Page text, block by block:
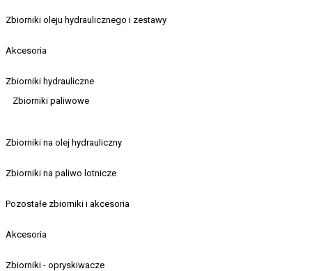
Zbiorniki oleju hydraulicznego i zestawy
Akcesoria
Zbiorniki hydrauliczne
Zbiorniki paliwowe
Zbiorniki na olej hydrauliczny
Zbiorniki na paliwo lotnicze
Pozostałe zbiorniki i akcesoria
Akcesoria
Zbiorniki - opryskiwacze